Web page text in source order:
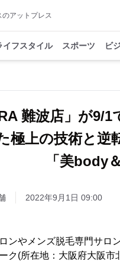
アットプレス
イフスタイル スポーツ ビ
難波店」が9/
極上の技術と逆
「美body
2022年9月1日 09:00
ンやメンズ脱毛専門サロ
ク(所在地：大阪府大阪